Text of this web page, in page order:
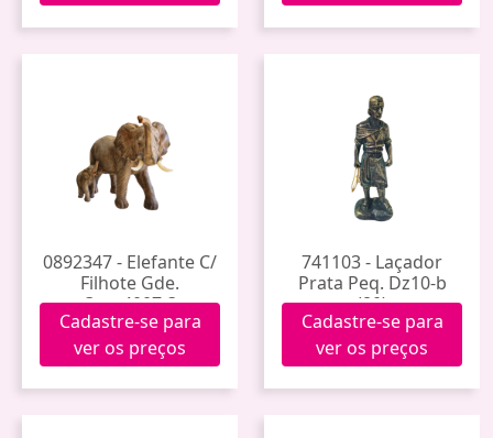
0892347 - Elefante C/
Filhote Gde.
Qmv4007-3
Cadastre-se para
ver os preços
741103 - Laçador
Prata Peq. Dz10-b
(80)
Cadastre-se para
ver os preços